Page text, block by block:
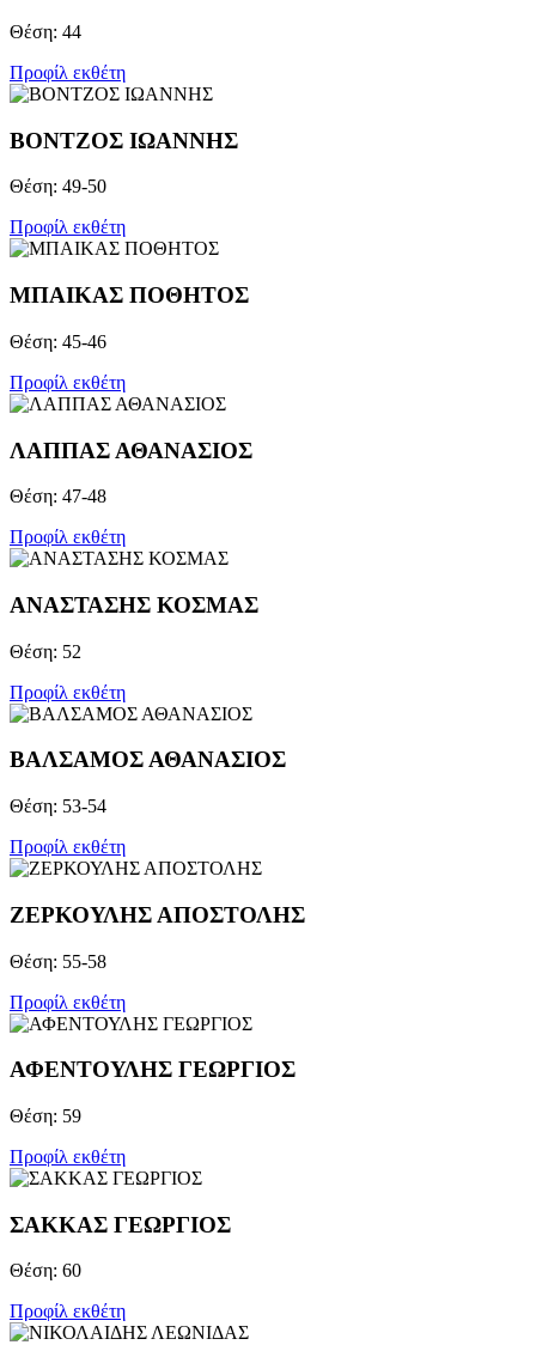
Θέση: 44
Προφίλ εκθέτη
ΒΟΝΤΖOΣ ΙΩΑΝΝΗΣ
Θέση: 49-50
Προφίλ εκθέτη
ΜΠΑΙΚΑΣ ΠΟΘΗΤΟΣ
Θέση: 45-46
Προφίλ εκθέτη
ΛΑΠΠΑΣ ΑΘΑΝΑΣΙΟΣ
Θέση: 47-48
Προφίλ εκθέτη
ΑΝΑΣΤΑΣΗΣ ΚΟΣΜΑΣ
Θέση: 52
Προφίλ εκθέτη
ΒΑΛΣΑΜΟΣ ΑΘΑΝΑΣΙΟΣ
Θέση: 53-54
Προφίλ εκθέτη
ΖΕΡΚΟΥΛΗΣ ΑΠΟΣΤΟΛΗΣ
Θέση: 55-58
Προφίλ εκθέτη
ΑΦΕΝΤΟΥΛΗΣ ΓΕΩΡΓΙΟΣ
Θέση: 59
Προφίλ εκθέτη
ΣΑΚΚΑΣ ΓΕΩΡΓΙΟΣ
Θέση: 60
Προφίλ εκθέτη